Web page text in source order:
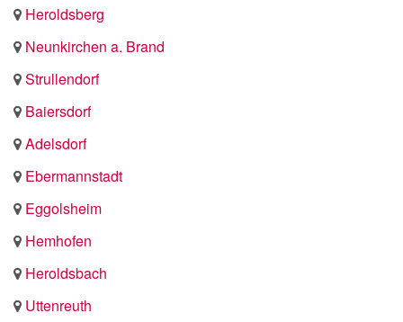
Heroldsberg
Neunkirchen a. Brand
Strullendorf
Baiersdorf
Adelsdorf
Ebermannstadt
Eggolsheim
Hemhofen
Heroldsbach
Uttenreuth